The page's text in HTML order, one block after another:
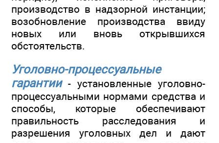
производство в надзорной инстанции;
возобновление производства ввиду
новых или вновь открывшихся
обстоятельств.
Уголовно-процессуальные
гарантии- установленные уголовно-
процессуальными нормами средства и
способы, которые обеспечивают
правильность расследования и
разрешения уголовных дел и дают